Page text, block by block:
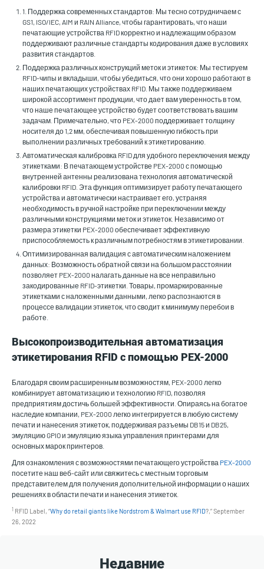
1. Поддержка современных стандартов: Мы тесно сотрудничаем с
GS1, ISO/IEC, AIM и RAIN Alliance, чтобы гарантировать, что наши
печатающие устройства RFID корректно и надлежащим образом
поддерживают различные стандарты кодирования даже в условиях
развития стандартов.
Поддержка различных конструкций меток и этикеток: Мы тестируем
RFID-чипы и вкладыши, чтобы убедиться, что они хорошо работают в
наших печатающих устройствах RFID. Мы также поддерживаем
широкой ассортимент продукции, что дает вам уверенность в том,
что наше печатающее устройство будет соответствовать вашим
задачам. Примечательно, что PEX-2000 поддерживает толщину
носителя до 1,2 мм, обеспечивая повышенную гибкость при
выполнении различных требований к этикетированию.
Автоматическая калибровка RFID для удобного переключения между
этикетками: В печатающем устройстве PEX-2000 с помощью
внутренней антенны реализована технология автоматической
калибровки RFID. Эта функция оптимизирует работу печатающего
устройства и автоматически настраивает его, устраняя
необходимость в ручной настройке при переключении между
различными конструкциями меток и этикеток. Независимо от
размера этикетки PEX-2000 обеспечивает эффективную
приспособляемость к различным потребностям в этикетировании.
Оптимизированная валидация с автоматическим наложением
данных: Возможность обратной связи на большом расстоянии
позволяет PEX-2000 налагать данные на все неправильно
закодированные RFID-этикетки. Товары, промаркированные
этикетками с наложенными данными, легко распознаются в
процессе валидации этикеток, что сводит к минимуму перебои в
работе.
Высокопроизводительная автоматизация
этикетирования RFID с помощью PEX-2000
Благодаря своим расширенным возможностям, PEX-2000 легко
комбинирует автоматизацию и технологию RFID, позволяя
предприятиям достичь большей эффективности. Опираясь на богатое
наследие компании, PEX-2000 легко интегрируется в любую систему
печати и нанесения этикеток, поддерживая разъемы DB15 и DB25,
эмуляцию GPIO и эмуляцию языка управления принтерами для
основных марок принтеров.
Для ознакомления с возможностями печатающего устройства PEX-2000
посетите наш веб-сайт или свяжитесь с местным торговым
представителем для получения дополнительной информации о наших
решениях в области печати и нанесения этикеток.
1 RFID Label, “Why do retail giants like Nordstrom & Walmart use RFID?,” September
26, 2022
Недавние